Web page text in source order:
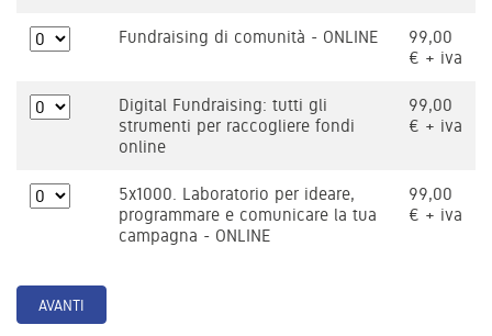
Fundraising di comunità - ONLINE
99,00
€ + iva
Digital Fundraising: tutti gli
strumenti per raccogliere fondi
online
99,00
€ + iva
5x1000. Laboratorio per ideare,
programmare e comunicare la tua
campagna - ONLINE
99,00
€ + iva